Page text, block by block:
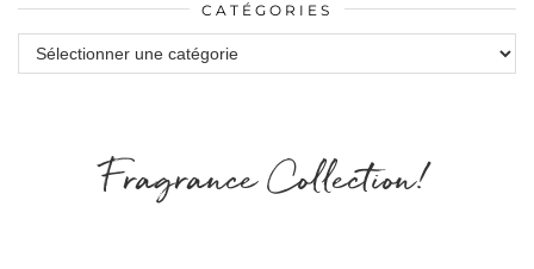
CATÉGORIES
Catégories
Fragrance Collection!